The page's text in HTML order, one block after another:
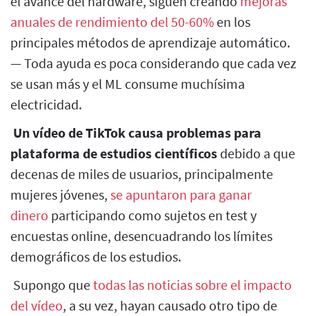
anuales de rendimiento del 50-60% en los
principales métodos de aprendizaje automático.
— Toda ayuda es poca considerando que cada vez
se usan más y el ML consume muchísima
electricidad.
Un vídeo de TikTok causa problemas para
plataforma de estudios científicos debido a que
decenas de miles de usuarios, principalmente
mujeres jóvenes, se apuntaron para ganar
dinero participando como sujetos en test y
encuestas online, desencuadrando los límites
demográficos de los estudios.
Supongo quetodas las noticias sobre el impacto
del vídeo, a su vez, hayan causado otro tipo de